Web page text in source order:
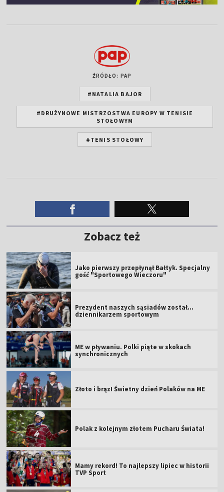
ŹRÓDŁO: PAP
#NATALIA BAJOR
#DRUŻYNOWE MISTRZOSTWA EUROPY W TENISIE
STOŁOWYM
#TENIS STOŁOWY
Zobacz też
Jako pierwszy przepłynął Bałtyk. Specjalny
gość "Sportowego Wieczoru"
Prezydent naszych sąsiadów został...
dziennikarzem sportowym
ME w pływaniu. Polki piąte w skokach
synchronicznych
Złoto i brąz! Świetny dzień Polaków na ME
Polak z kolejnym złotem Pucharu Świata!
Mamy rekord! To najlepszy lipiec w historii
TVP Sport